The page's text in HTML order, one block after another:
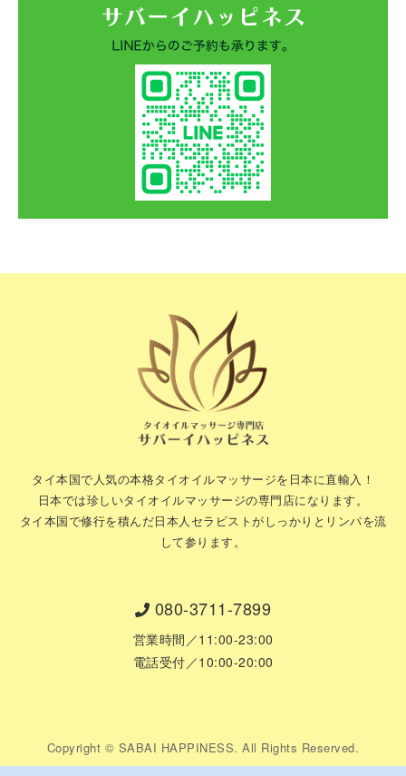
タイ本国で人気の本格タイオイルマッサージを日本に直輸入！
日本では珍しいタイオイルマッサージの専門店になります。
タイ本国で修行を積んだ日本人セラピストがしっかりとリンパを流
して参ります。
080-3711-7899
営業時間／11:00-23:00
電話受付／10:00-20:00
Copyright © SABAI HAPPINESS. All Rights Reserved.